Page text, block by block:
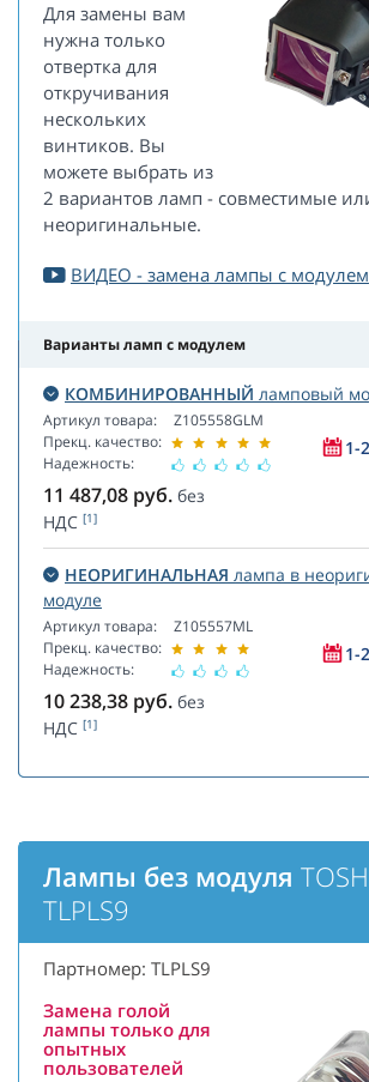
Для замены вам
нужна только
отвертка для
откручивания
нескольких
винтиков. Вы
можете выбрать из
2 вариантов ламп - совместимые
неоригинальные.
ВИДЕО - замена лампы с модулем
Варианты ламп с модулем
КОМБИНИРОВАННЫЙ ламповый
Артикул товара:
Прекц. качество:
Надежность:
Z105558GLM
1-
11 487,08 руб. без
НДС [1]
НЕОРИГИНАЛЬНАЯ лампа в
модуле
Артикул товара:
Прекц. качество:
Надежность:
Z105557ML
1-
10 238,38 руб. без
НДС [1]
Лампы без модуля
TLPLS9
Партномер: TLPLS9
Замена голой
лампы только для
опытных
пользователей